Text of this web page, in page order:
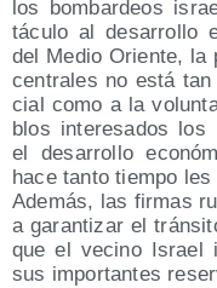
los bom­bar­deos
tácu­lo al desa­rro­llo
del Medio Orien­te, la
cen­tra­les no está
cial como a la
blos intere­sa­dos los
el desa­rro­llo
hace tan­to tiem­po
Ade­más, las fir­mas
a garan­ti­zar el
que el vecino Israel
sus impor­tan­tes